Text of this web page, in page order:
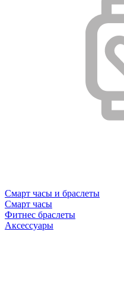
Смарт часы и браслеты
Смарт часы
Фитнес браслеты
Аксессуары